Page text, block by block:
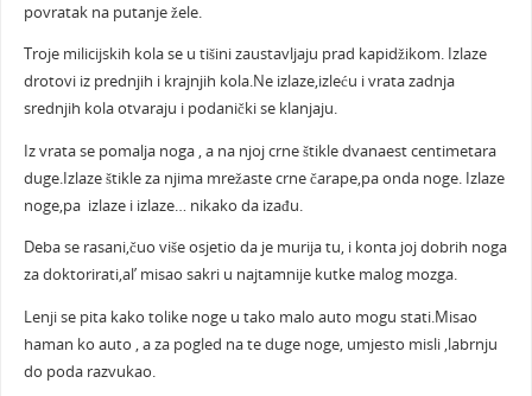
povratak na putanje žele.
Troje milicijskih kola se u tišini zaustavljaju prad kapidžikom. Izlaze
drotovi iz prednjih i krajnjih kola.Ne izlaze,izleću i vrata zadnja
srednjih kola otvaraju i podanički se klanjaju.
Iz vrata se pomalja noga , a na njoj crne štikle dvanaest centimetara
duge.Izlaze štikle za njima mrežaste crne čarape,pa onda noge. Izlaze
noge,pa izlaze i izlaze… nikako da izađu.
Deba se rasani,čuo više osjetio da je murija tu, i konta joj dobrih noga
za doktorirati,al’ misao sakri u najtamnije kutke malog mozga.
Lenji se pita kako tolike noge u tako malo auto mogu stati.Misao
haman ko auto , a za pogled na te duge noge, umjesto misli ,labrnju
do poda razvukao.